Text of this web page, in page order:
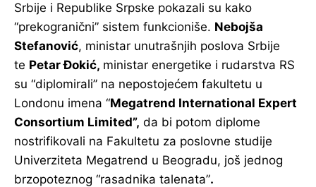
Srbije i Republike Srpske pokazali su kako
“prekogranični” sistem funkcioniše. Nebojša
Stefanović, ministar unutrašnjih poslova Srbije
te Petar Đokić, ministar energetike i rudarstva RS
su “diplomirali” na nepostojećem fakultetu u
Londonu imena “Megatrend International Expert
Consortium Limited”, da bi potom diplome
nostrifikovali na Fakultetu za poslovne studije
Univerziteta Megatrend u Beogradu, još jednog
brzopoteznog “rasadnika talenata”.